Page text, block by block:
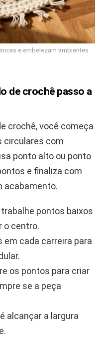
e embelezam ambientes
de crochê passo a
crochê, você começa
circulares com
ponto alto ou ponto
e finaliza com
acabamento.
pontos baixos
o centro.
em cada carreira para
os pontos para criar
se a peça
alcançar a largura